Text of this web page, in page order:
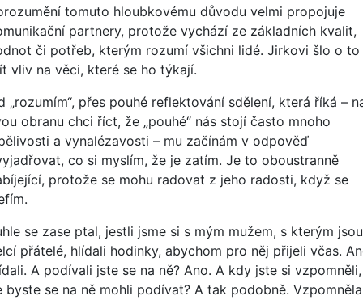
tomuto hloubkovému důvodu velmi propojuje
partnery, protože vychází ze základních kvalit,
či potřeb, kterým rozumí všichni lidé. Jirkovi šlo o to
vliv na věci, které se ho týkají.
„rozumím“, přes pouhé reflektování sdělení, která říká –
obranu chci říct, že „pouhé“ nás stojí často mnoho
a vynalézavosti – mu začínám v odpověď
co si myslím, že je zatím. Je to oboustranně
protože se mohu radovat z jeho radosti, když se
se zase ptal, jestli jsme si s mým mužem, s kterým jsou
přátelé, hlídali hodinky, abychom pro něj přijeli včas.
A podívali jste se na ně? Ano. A kdy jste si vzpomněli,
byste se na ně mohli podívat? A tak podobně. Vzpomněla